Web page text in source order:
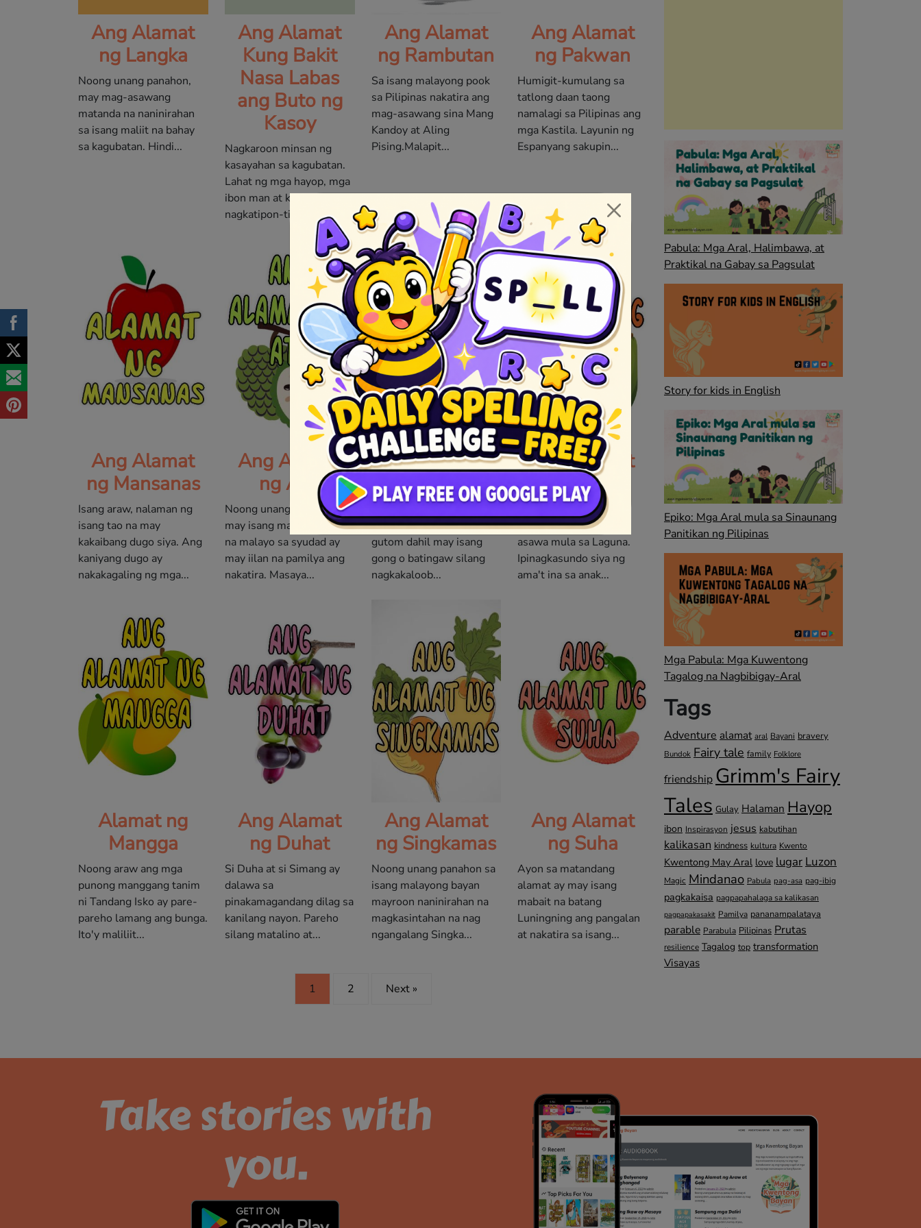
Ang Alamat
ng Langka
Noong unang panahon,
may mag-asawang
matanda na naninirahan
sa isang maliit na bahay
sa kagubatan. Hindi...
Ang Alamat
Kung Bakit
Nasa Labas
ang Buto ng
Kasoy
Nagkaroon minsan ng
kasayahan sa kagubatan.
Lahat ng mga hayop, mga
ibon man at kulisap ay
nagkatipon-tipon....
Ang Alamat
ng Rambutan
Sa isang malayong pook
sa Pilipinas nakatira ang
mag-asawang sina Mang
Kandoy at Aling
Pising.Malapit...
Ang Alamat
ng Pakwan
Humigit-kumulang sa
tatlong daan taong
namalagi sa Pilipinas ang
mga Kastila. Layunin ng
Espanyang sakupin...
Ang Alamat
ng Mansanas
Isang araw, nalaman ng
isang tao na may
kakaibang dugo siya. Ang
kaniyang dugo ay
nakakagaling ng mga...
Ang Alamat
ng Atis
Noong unang panahon
may isang maliit na bayan
na malayo sa syudad ay
may iilan na pamilya ang
nakatira. Masaya...
Ang Alamat
ng Makopa
bayang hindi nakakilala ng
gutom dahil may isang
gong o batingaw silang
nagkakaloob...
Ang Alamat
ng Papaya
Si Payang ay anak ng
isang mayamang mag-
asawa mula sa Laguna.
Ipinagkasundo siya ng
ama't ina sa anak...
Alamat ng
Mangga
Noong araw ang mga
punong manggang tanim
ni Tandang Isko ay pare-
pareho lamang ang bunga.
Ito'y maliliit...
Ang Alamat
ng Duhat
Si Duha at si Simang ay
dalawa sa
pinakamagandang dilag sa
kanilang nayon. Pareho
silang matalino at...
Ang Alamat
ng Singkamas
Noong unang panahon sa
isang malayong bayan
mayroon naninirahan na
magkasintahan na nag
ngangalang Singka...
Ang Alamat
ng Suha
Ayon sa matandang
alamat ay may isang
mabait na batang
Luningning ang pangalan
at nakatira sa isang...
1 2 Next »
Pabula: Mga Aral, Halimbawa, at
Praktikal na Gabay sa Pagsulat
Story for kids in English
Epiko: Mga Aral mula sa Sinaunang
Panitikan ng Pilipinas
Mga Pabula: Mga Kuwentong
Tagalog na Nagbibigay-Aral
Tags
Adventure alamat aral Bayani bravery
Bundok Fairy tale family Folklore
friendship Grimm's Fairy
Tales Gulay Halaman Hayop
ibon Inspirasyon jesus kabutihan
kalikasan kindness kultura Kwento
Kwentong May Aral love lugar Luzon
Magic Mindanao Pabula pag-asa pag-ibig
pagkakaisa pagpapahalaga sa kalikasan
pagpapakasakit Pamilya pananampalataya
parable Parabula Pilipinas Prutas
resilience Tagalog top transformation
Visayas
Take stories with
you.